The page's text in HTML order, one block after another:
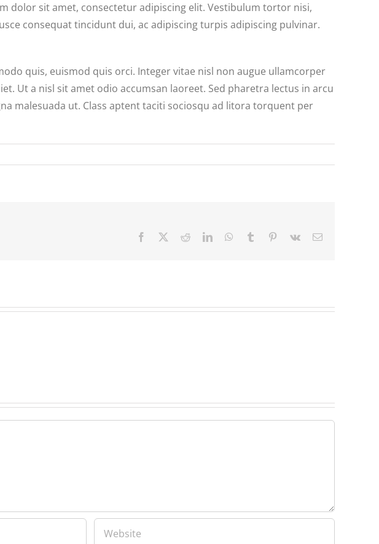
dolor sit amet, consectetur adipiscing elit. Vestibulum tortor nisi,
consequat tincidunt dui, ac adipiscing turpis adipiscing pulvinar.
quis, euismod quis orci. Integer vitae nisl non augue ullamcorper
Ut a nisl sit amet odio accumsan laoreet. Sed pharetra lectus in arcu
malesuada ut. Class aptent taciti sociosqu ad litora torquent per
Facebook RedditLinkedInWhatsApp
Tumblr Pinterest
Vk Email